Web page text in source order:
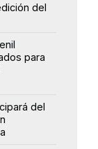
del
para
del